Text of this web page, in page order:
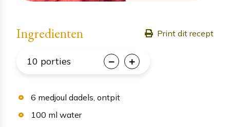
Ingredienten Print dit recept
10 porties
6 medjoul dadels, ontpit
100 ml water